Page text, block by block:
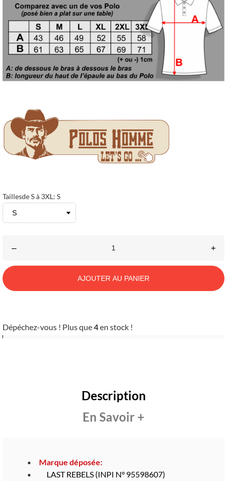
Taillesde S à 3XL: S
– +
AJOUTER AU PANIER
Dépéchez-vous ! Plus que4en stock !
Description
En Savoir +
Marque déposée:
LAST REBELS (INPI N° 95598607)